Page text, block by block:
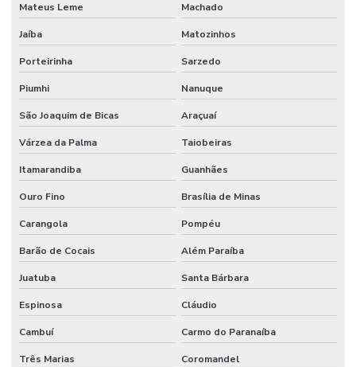
Mateus Leme Machado
Jaíba Matozinhos
Porteirinha Sarzedo
Piumhi Nanuque
São Joaquim de Bicas Araçuaí
Várzea da Palma Taiobeiras
Itamarandiba Guanhães
Ouro Fino Brasília de Minas
Carangola Pompéu
Barão de Cocais Além Paraíba
Juatuba Santa Bárbara
Espinosa Cláudio
Cambuí Carmo do Paranaíba
Três Marias Coromandel